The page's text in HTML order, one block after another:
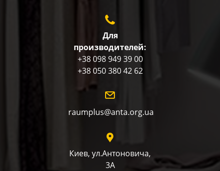
Для
производителей:
+38 098 949 39 00
+38 050 380 42 62
raumplus@anta.org.ua
Киев, ул.Антоновича,
3А